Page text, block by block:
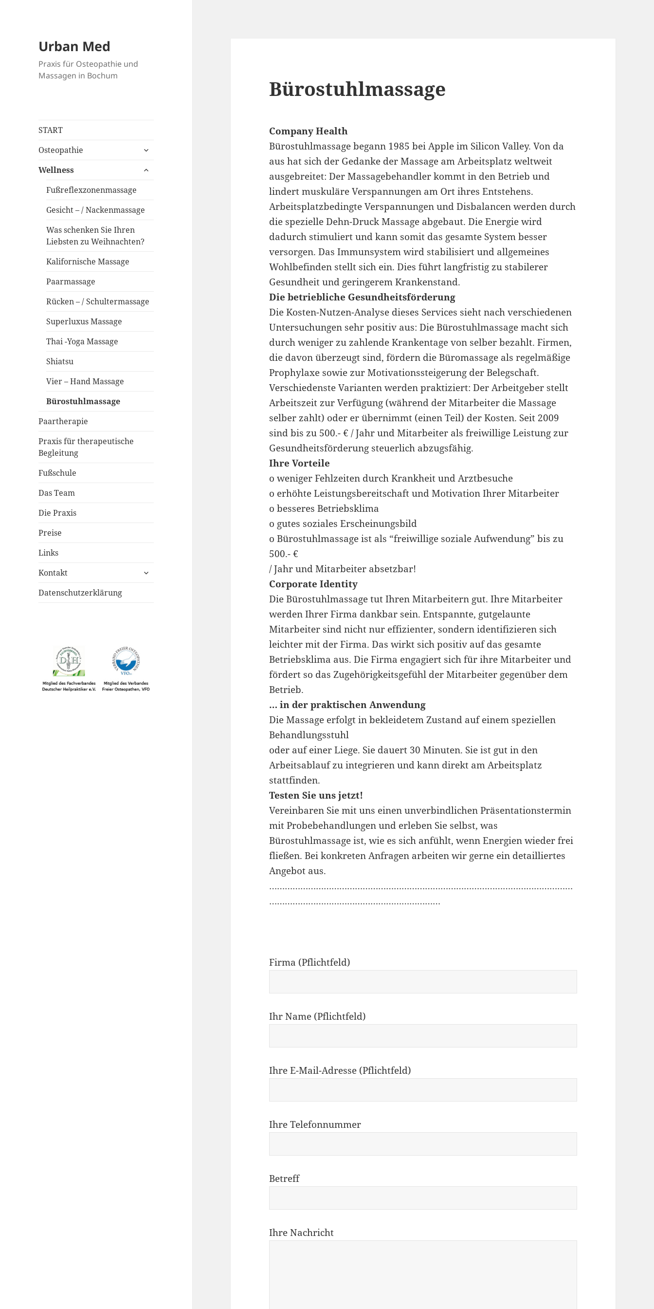
Urban Med
Praxis für Osteopathie und
Massagen in Bochum
START
Osteopathie
untermenü
Wellness
untermenü
Fußreflexzonenmassage
Gesicht – / Nackenmassage
Was schenken Sie Ihren
Liebsten zu Weihnachten?
Kalifornische Massage
Paarmassage
Rücken – / Schultermassage
Superluxus Massage
Thai -Yoga Massage
Shiatsu
Vier – Hand Massage
Bürostuhlmassage
Paartherapie
Praxis für therapeutische
Begleitung
Fußschule
Das Team
Die Praxis
Preise
Links
Kontakt
untermenü
Datenschutzerklärung
Bürostuhlmassage
Company Health
Bürostuhlmassage begann 1985 bei Apple im Silicon Valley. Von da
aus hat sich der Gedanke der Massage am Arbeitsplatz weltweit
ausgebreitet: Der Massagebehandler kommt in den Betrieb und
lindert muskuläre Verspannungen am Ort ihres Entstehens.
Arbeitsplatzbedingte Verspannungen und Disbalancen werden durch
die spezielle Dehn-Druck Massage abgebaut. Die Energie wird
dadurch stimuliert und kann somit das gesamte System besser
versorgen. Das Immunsystem wird stabilisiert und allgemeines
Wohlbefinden stellt sich ein. Dies führt langfristig zu stabilerer
Gesundheit und geringerem Krankenstand.
Die betriebliche Gesundheitsförderung
Die Kosten-Nutzen-Analyse dieses Services sieht nach verschiedenen
Untersuchungen sehr positiv aus: Die Bürostuhlmassage macht sich
durch weniger zu zahlende Krankentage von selber bezahlt. Firmen,
die davon überzeugt sind, fördern die Büromassage als regelmäßige
Prophylaxe sowie zur Motivationssteigerung der Belegschaft.
Verschiedenste Varianten werden praktiziert: Der Arbeitgeber stellt
Arbeitszeit zur Verfügung (während der Mitarbeiter die Massage
selber zahlt) oder er übernimmt (einen Teil) der Kosten. Seit 2009
sind bis zu 500.- € / Jahr und Mitarbeiter als freiwillige Leistung zur
Gesundheitsförderung steuerlich abzugsfähig.
Ihre Vorteile
o weniger Fehlzeiten durch Krankheit und Arztbesuche
o erhöhte Leistungsbereitschaft und Motivation Ihrer Mitarbeiter
o besseres Betriebsklima
o gutes soziales Erscheinungsbild
o Bürostuhlmassage ist als “freiwillige soziale Aufwendung” bis zu
500.- €
/ Jahr und Mitarbeiter absetzbar!
Corporate Identity
Die Bürostuhlmassage tut Ihren Mitarbeitern gut. Ihre Mitarbeiter
werden Ihrer Firma dankbar sein. Entspannte, gutgelaunte
Mitarbeiter sind nicht nur effizienter, sondern identifizieren sich
leichter mit der Firma. Das wirkt sich positiv auf das gesamte
Betriebsklima aus. Die Firma engagiert sich für ihre Mitarbeiter und
fördert so das Zugehörigkeitsgefühl der Mitarbeiter gegenüber dem
Betrieb.
… in der praktischen Anwendung
Die Massage erfolgt in bekleidetem Zustand auf einem speziellen
Behandlungsstuhl
oder auf einer Liege. Sie dauert 30 Minuten. Sie ist gut in den
Arbeitsablauf zu integrieren und kann direkt am Arbeitsplatz
stattfinden.
Testen Sie uns jetzt!
Vereinbaren Sie mit uns einen unverbindlichen Präsentationstermin
mit Probebehandlungen und erleben Sie selbst, was
Bürostuhlmassage ist, wie es sich anfühlt, wenn Energien wieder frei
fließen. Bei konkreten Anfragen arbeiten wir gerne ein detailliertes
Angebot aus.
………………………………………………………………………………………………………
…………………………………………………………
Firma (Pflichtfeld)
Ihr Name (Pflichtfeld)
Ihre E-Mail-Adresse (Pflichtfeld)
Ihre Telefonnummer
Betreff
Ihre Nachricht